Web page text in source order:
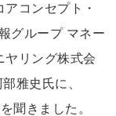
コンセプト・
グループ マネー
ヤリング株式会
雅史氏に、
聞きました。